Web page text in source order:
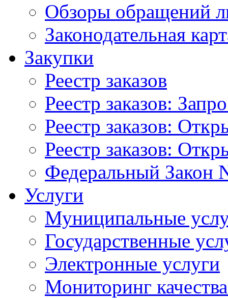
Обзоры обращений
Законодательная
Закупки
Реестр заказов
Реестр заказов:
Реестр заказов:
Реестр заказов:
Федеральный Закон
Услуги
Муниципальные
Государственные
Электронные услуги
Мониторинг